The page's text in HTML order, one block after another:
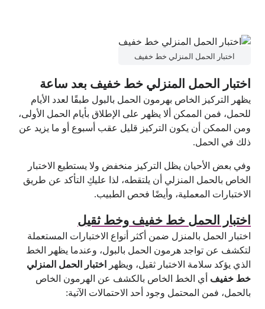
اختبار الحمل المنزلي خط خفيف
اختبار الحمل المنزلي خط خفيف بعد ساعة
يظهر التركيز الخاص بهرمون الحمل بالبول طبقًا لعدد الأيام
للحمل، فمن الممكن ألا يظهر على الإطلاق بأيام الحمل الأولى،
ومن الممكن أن يكون التركيز قليل عقب أسبوع أو ما يزيد عن
ذلك في الحمل.
وفي بعض الأحيان يظل التركيز منخفض ولا يستطيع الاختبار
الخاص بالحمل المنزلي أن يلتقطه، لذا عليكِ التأكد عن طريق
الاختبارات المعملية، وأيضًا فحص الطبيب.
اختبار الحمل خط خفيف وخط ثقيل
اختبار الحمل بالمنزل ضمن أكثر أنواع الاختبارات المستعملة
لتكشف عن تواجد هرمون الحمل بالبول، وعندما يظهر الخط
الذي يؤكد سلامة الاختبار ثقيل، ويظهر
اختبار الحمل المنزلي
خط خفيف أي الخط الخاص بالكشف عن الهرمون الخاص
بالحمل، فمن المحتمل وجود أحد الاحتمالات الآتية: